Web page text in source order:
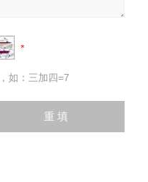
如：三加四=7